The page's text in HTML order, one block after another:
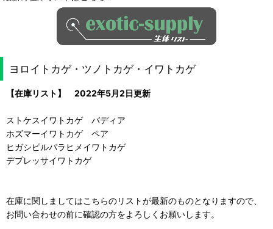
ヨロイトカゲ・ツノトカゲ・イワトカゲ
【在庫リスト】 2022年5月2日更新
ストケスイワトカゲ バディア
ホズマーイワトカゲ ペア
ヒガシピルパラヒメイワトカゲ
デプレッサイワトカゲ
在庫に関しましてはこちらのリストが最新のものとなりますので、
お問い合わせの前に確認の方をよろしくお願いします。